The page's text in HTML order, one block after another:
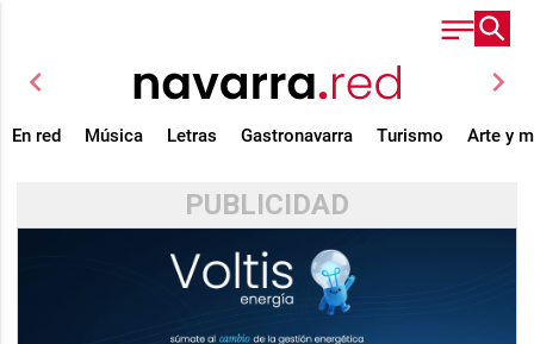
chevron_left chevron_right
En red Música Letras Gastronavarra Turismo Arte y
PUBLICIDAD